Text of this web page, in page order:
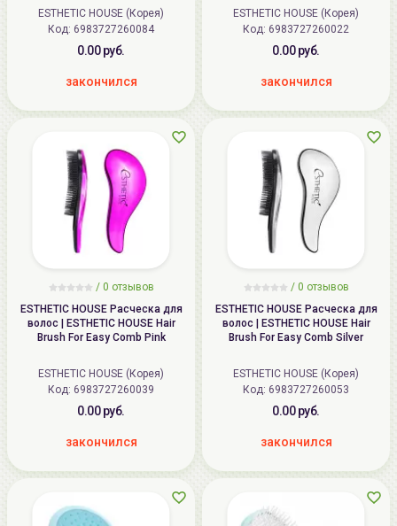
ESTHETIC HOUSE (Корея)
Код: 6983727260084
0.00 руб.
закончился
ESTHETIC HOUSE (Корея)
Код: 6983727260022
0.00 руб.
закончился
/ 0 отзывов
ESTHETIC HOUSE Расческа для
волос | ESTHETIC HOUSE Hair
Brush For Easy Comb Pink
ESTHETIC HOUSE (Корея)
Код: 6983727260039
0.00 руб.
закончился
/ 0 отзывов
ESTHETIC HOUSE Расческа для
волос | ESTHETIC HOUSE Hair
Brush For Easy Comb Silver
ESTHETIC HOUSE (Корея)
Код: 6983727260053
0.00 руб.
закончился